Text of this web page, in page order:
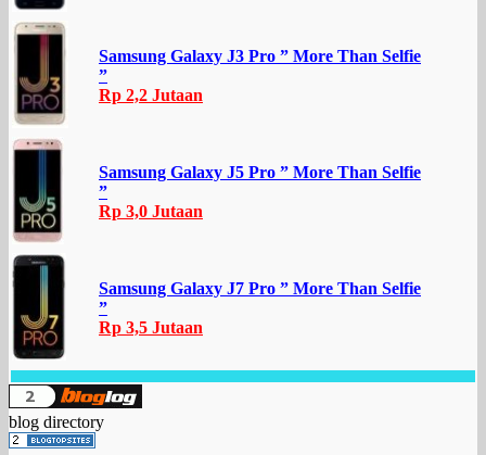
Samsung Galaxy J3 Pro ” More Than Selfie
”
Rp 2,2 Jutaan
Samsung Galaxy J5 Pro ” More Than Selfie
”
Rp 3,0 Jutaan
Samsung Galaxy J7 Pro ” More Than Selfie
”
Rp 3,5 Jutaan
blog directory